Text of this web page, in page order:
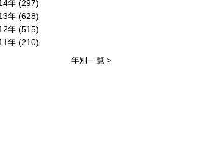
年 (297)
年 (628)
年 (515)
年 (210)
年別一覧 >